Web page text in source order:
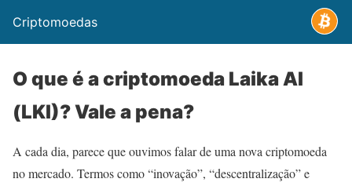
Criptomoedas
O que é a criptomoeda Laika AI
(LKI)? Vale a pena?
A cada dia, parece que ouvimos falar de uma nova criptomoeda
no mercado. Termos como “inovação”, “descentralização” e